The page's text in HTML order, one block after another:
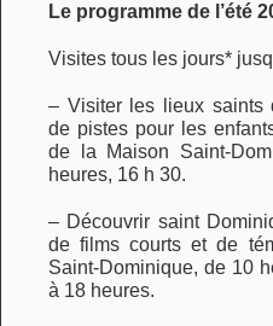
Le programme de l’été
Visites tous les jours*
– Visiter les lieux saints
de pistes pour les
de la Maison Saint-
heures, 16 h 30.
– Découvrir saint
de films courts et de
Saint-Dominique, de 10
à 18 heures.